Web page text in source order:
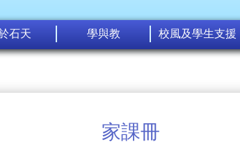
石天 學與教 校風及學生支援
家課冊